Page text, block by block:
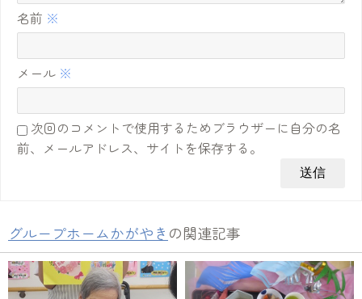
名前 ※
メール ※
次回のコメントで使用するためブラウザーに自分の名
前、メールアドレス、サイトを保存する。
グループホームかがやき の関連記事